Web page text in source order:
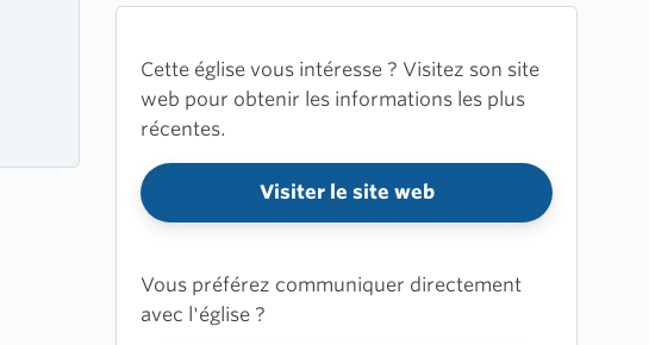
Cette église vous intéresse ? Visitez son site
web pour obtenir les informations les plus
récentes.
Visiter le site web
Vous préférez communiquer directement
avec l'église ?